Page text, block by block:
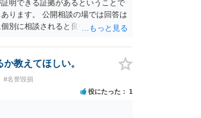
明できる証拠があるということで
ります。 公開相談の場では回答は
別に相談されると良いでしょう。
教えてほしい。
#名誉毀損
役にたった 1